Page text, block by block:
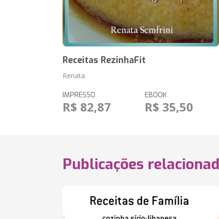
Receitas RezinhaFit
Renata
IMPRESSO
R$ 82,87
EBOOK
R$ 35,50
Publicações